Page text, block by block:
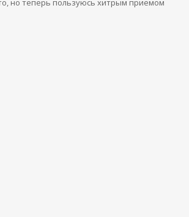
но теперь пользуюсь хитрым приемом